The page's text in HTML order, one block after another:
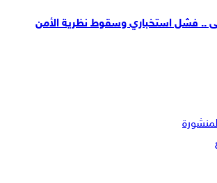
.. فشل استخباري وسقوط نظرية الأمن